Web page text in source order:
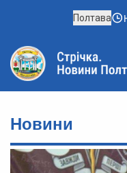
Полтава
Новини